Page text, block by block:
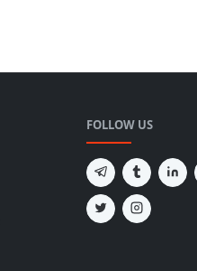
FOLLOW US